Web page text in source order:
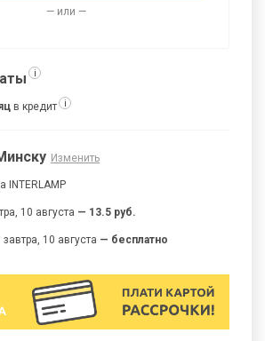
— или —
i
в кредит i
Изменить
INTERLAMP
10 августа — 13.5 руб.
10 августа — бесплатно